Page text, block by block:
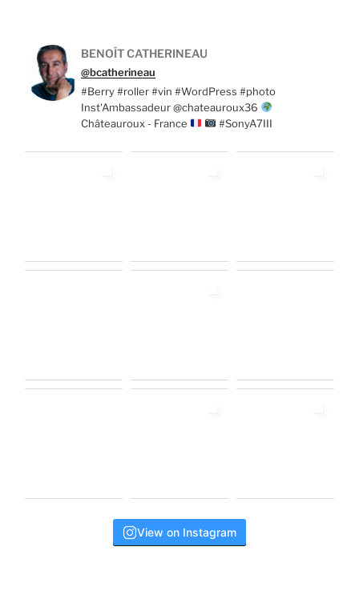
BENOÎT CATHERINEAU
@bcatherineau
#Berry #roller #vin #WordPress #photo
Inst'Ambassadeur @chateauroux36
Châteauroux - France
#SonyA7III
View on Instagram